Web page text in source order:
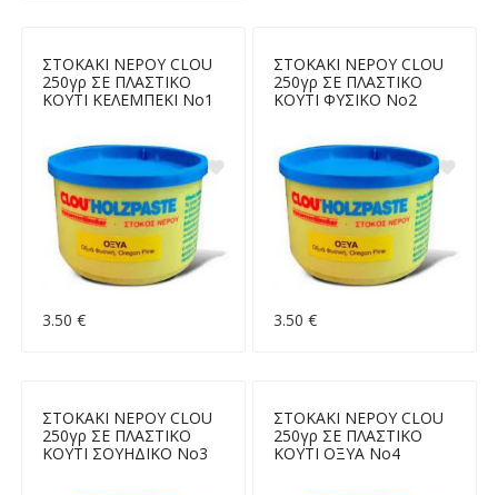
ΣΤΟΚΑΚΙ ΝΕΡΟΥ CLOU
250γρ ΣΕ ΠΛΑΣΤΙΚΟ
ΚΟΥΤΙ ΚΕΛΕΜΠΕΚΙ Νο1
3.50 €
ΣΤΟΚΑΚΙ ΝΕΡΟΥ CLOU
250γρ ΣΕ ΠΛΑΣΤΙΚΟ
ΚΟΥΤΙ ΦΥΣΙΚΟ Νο2
3.50 €
ΣΤΟΚΑΚΙ ΝΕΡΟΥ CLOU
250γρ ΣΕ ΠΛΑΣΤΙΚΟ
ΚΟΥΤΙ ΣΟΥΗΔΙΚΟ Νο3
ΣΤΟΚΑΚΙ ΝΕΡΟΥ CLOU
250γρ ΣΕ ΠΛΑΣΤΙΚΟ
ΚΟΥΤΙ ΟΞΥΑ Νο4